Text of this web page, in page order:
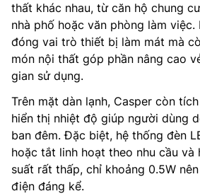
thất khác nhau, từ căn hộ chung
nhà phố hoặc văn phòng làm
đóng vai trò thiết bị làm mát mà
món nội thất góp phần nâng cao
gian sử dụng.
Trên mặt dàn lạnh, Casper còn
hiển thị nhiệt độ giúp người dùng
ban đêm. Đặc biệt, hệ thống đèn
hoặc tắt linh hoạt theo nhu cầu
suất rất thấp, chỉ khoảng 0.5W
điện đáng kể.